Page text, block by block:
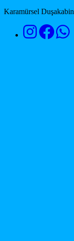
Karamürsel Duşakabin